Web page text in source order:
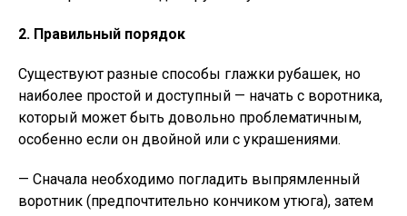
2. Правильный порядок
Существуют разные способы глажки рубашек, но
наиболее простой и доступный — начать с воротника,
который может быть довольно проблематичным,
особенно если он двойной или с украшениями.
— Сначала необходимо погладить выпрямленный
воротник (предпочтительно кончиком утюга), затем